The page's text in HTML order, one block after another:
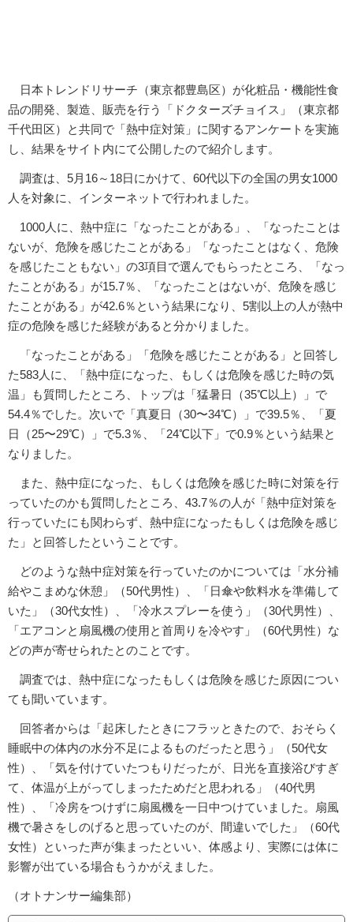
日本トレンドリサーチ（東京都豊島区）が化粧品・機能性食
品の開発、製造、販売を行う「ドクターズチョイス」（東京都
千代田区）と共同で「熱中症対策」に関するアンケートを実施
し、結果をサイト内にて公開したので紹介します。
調査は、5月16～18日にかけて、60代以下の全国の男女1000
人を対象に、インターネットで行われました。
1000人に、熱中症に「なったことがある」、「なったことは
ないが、危険を感じたことがある」「なったことはなく、危険
を感じたこともない」の3項目で選んでもらったところ、「なっ
たことがある」が15.7％、「なったことはないが、危険を感じ
たことがある」が42.6％という結果になり、5割以上の人が熱中
症の危険を感じた経験があると分かりました。
「なったことがある」「危険を感じたことがある」と回答し
た583人に、「熱中症になった、もしくは危険を感じた時の気
温」も質問したところ、トップは「猛暑日（35℃以上）」で
54.4％でした。次いで「真夏日（30〜34℃）」で39.5％、「夏
日（25〜29℃）」で5.3％、「24℃以下」で0.9％という結果と
なりました。
また、熱中症になった、もしくは危険を感じた時に対策を行
っていたのかも質問したところ、43.7％の人が「熱中症対策を
行っていたにも関わらず、熱中症になったもしくは危険を感じ
た」と回答したということです。
どのような熱中症対策を行っていたのかについては「水分補
給やこまめな休憩」（50代男性）、「日傘や飲料水を準備して
いた」（30代女性）、「冷水スプレーを使う」（30代男性）、
「エアコンと扇風機の使用と首周りを冷やす」（60代男性）な
どの声が寄せられたとのことです。
調査では、熱中症になったもしくは危険を感じた原因につい
ても聞いています。
回答者からは「起床したときにフラッときたので、おそらく
睡眠中の体内の水分不足によるものだったと思う」（50代女
性）、「気を付けていたつもりだったが、日光を直接浴びすぎ
て、体温が上がってしまったためだと思われる」（40代男
性）、「冷房をつけずに扇風機を一日中つけていました。扇風
機で暑さをしのげると思っていたのが、間違いでした」（60代
女性）といった声が集まったといい、体感より、実際には体に
影響が出ている場合もうかがえました。
（オトナンサー編集部）